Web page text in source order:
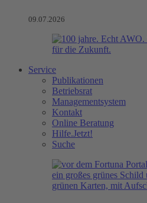
09.07.2026
Service
Publikationen
Betriebsrat
Managementsystem
Kontakt
Online Beratung
Hilfe.Jetzt!
Suche